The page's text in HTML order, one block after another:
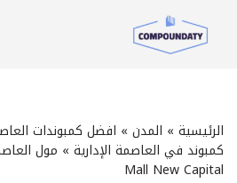
تخطى
الرئيسية » المدن » افضل كمبوندات
كمبوند في العاصمة الإدارية »
Mall New Capital